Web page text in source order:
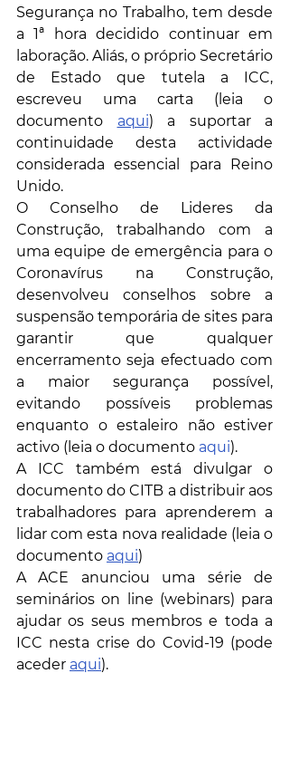
Segurança no Trabalho, tem desde
a 1ª hora decidido continuar em
laboração. Aliás, o próprio Secretário
de Estado que tutela a ICC,
escreveu uma carta (leia o
documento aqui) a suportar a
continuidade desta actividade
considerada essencial para Reino
Unido.
O Conselho de Lideres da
Construção, trabalhando com a
uma equipe de emergência para o
Coronavírus na Construção,
desenvolveu conselhos sobre a
suspensão temporária de sites para
garantir que qualquer
encerramento seja efectuado com
a maior segurança possível,
evitando possíveis problemas
enquanto o estaleiro não estiver
activo (leia o documento aqui).
A ICC também está divulgar o
documento do CITB a distribuir aos
trabalhadores para aprenderem a
lidar com esta nova realidade (leia o
documento aqui)
A ACE anunciou uma série de
seminários on line (webinars) para
ajudar os seus membros e toda a
ICC nesta crise do Covid-19 (pode
aceder aqui).